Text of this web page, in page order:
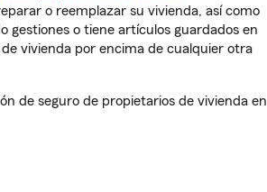
o reemplazar su vivienda, así como
gestiones o tiene artículos guardados en
vivienda por encima de cualquier otra
de seguro de propietarios de vivienda en